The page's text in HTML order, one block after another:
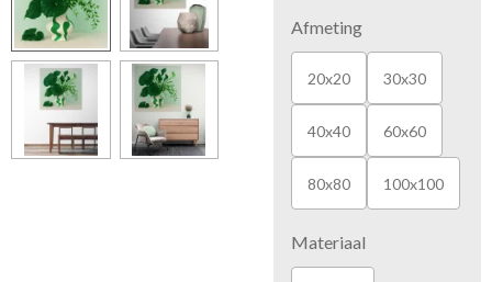
Afmeting
20x20 30x30
40x40 60x60
80x80 100x100
Materiaal